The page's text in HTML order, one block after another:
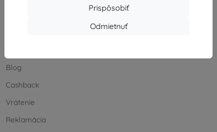
Prispôsobiť
Odmietnuť
Blog
Cashback
Vrátenie
Reklamácia